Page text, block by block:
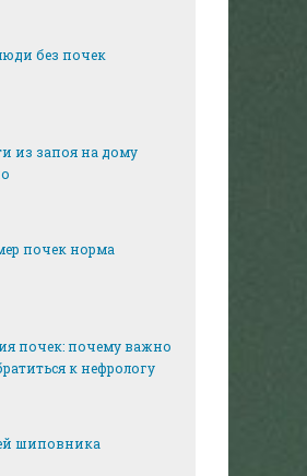
без почек
из запоя на дому
почек норма
почек: почему важно
к нефрологу
шиповника